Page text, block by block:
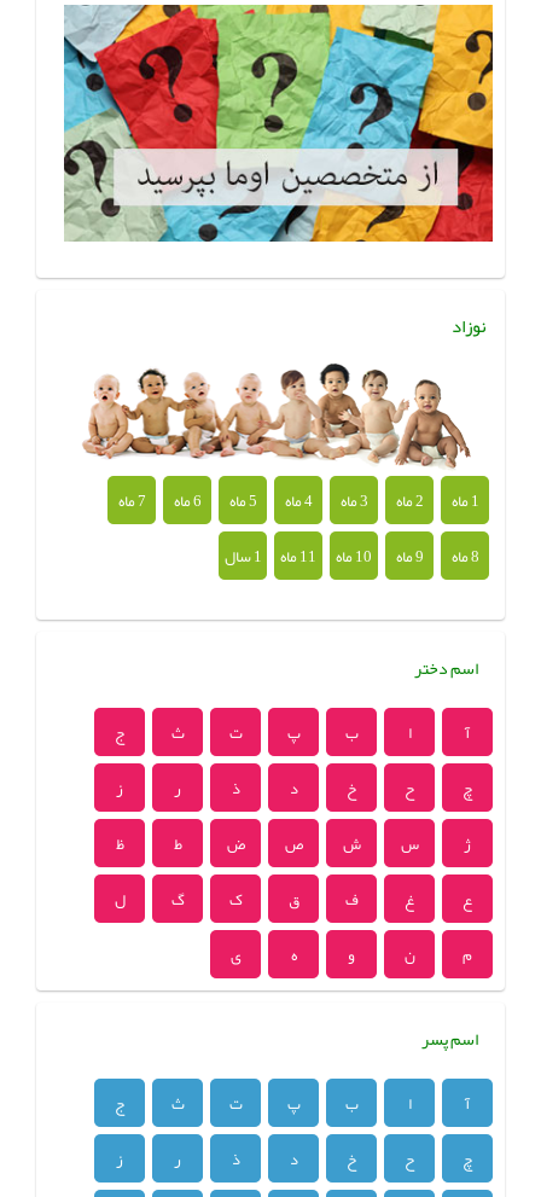
نوزاد
1 ماه 2 ماه 3 ماه 4 ماه 5 ماه 6 ماه
7 ماه
8 ماه
9 ماه 10 ماه 11 ماه 1 سال
اسم دختر
آ ا ب پ ت ث
ج
چ
ح خ د ذ ر
ز
ژ
س ش ص ض ط
ظ
ع
غ ف ق ک گ
ل
م
ن و ه ی
اسم پسر
آ ا ب پ ت ث
ج
چ
ح خ د ذ ر
ز